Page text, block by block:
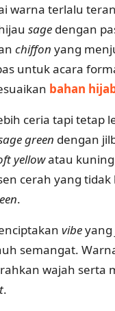
warna terlalu
sage dengan
chiffon yang
untuk acara
bahan
ceria tapi tetap
green dengan
yellowatau kuning
cerah yang tidak
.
vibeyang
semangat.
wajah serta
.